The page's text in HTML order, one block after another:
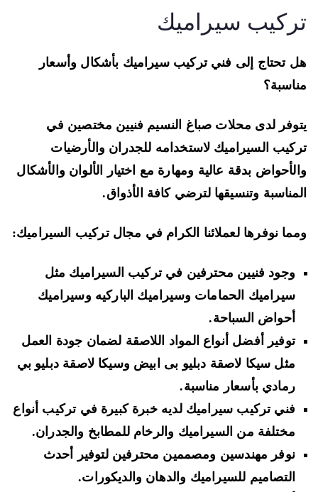
سيراميك
تحتاج إلى فني تركيب سيراميك بأشكال وأسعار
لدى محلات صباغ النسيم فنيين مختصين في
السيراميك لاستخدامه للجدران والأرضيات
بدقة عالية ومهارة مع اختيار الألوان والأشكال
وتنسيقها لترضي كافة الأذواق.
نوفرها لعملائنا الكرام في مجال تركيب السيراميك:
وجود فنيين محترفين في تركيب السيراميك مثل
سيراميك الحمامات وسيراميك الباركيه وسيراميك
أحواض السباحة.
توفير أفضل أنواع المواد اللاصقة لضمان جودة العمل
مثل سيكا لاصقة دبليو بى ابيض وسيكا لاصقة دبليو بي
رمادي بأسعار مناسبة.
فني تركيب سيراميك لديه خبرة كبيرة في تركيب أنواع
مختلفة من السيراميك والرخام للمطابخ والجدران.
نوفر مهندسين ومصممين محترفين لتوفير أحدث
التصاميم للسيراميك والدهان والديكورات.